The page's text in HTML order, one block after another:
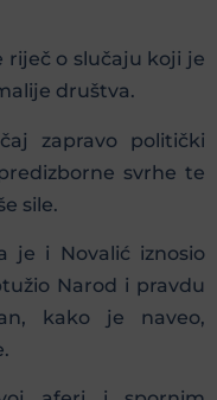
riječ o slučaju koji je
društva.
zapravo politički
svrhe te
sile.
je i Novalić iznosio
Narod i pravdu
kako je naveo,